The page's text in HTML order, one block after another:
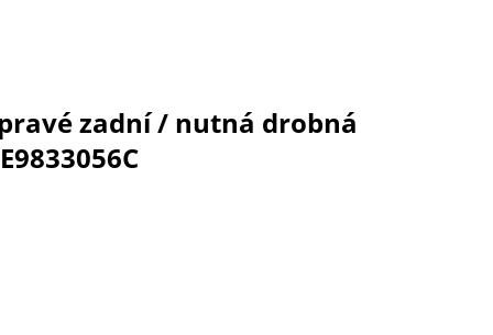
zadní / nutná drobná